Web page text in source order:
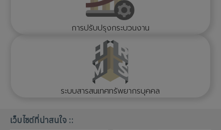
การปรับปรุงกระบวนงาน
ระบบสารสนเทศทรัพยากรบุคคล
เว็บไซต์ที่น่าสนใจ ::